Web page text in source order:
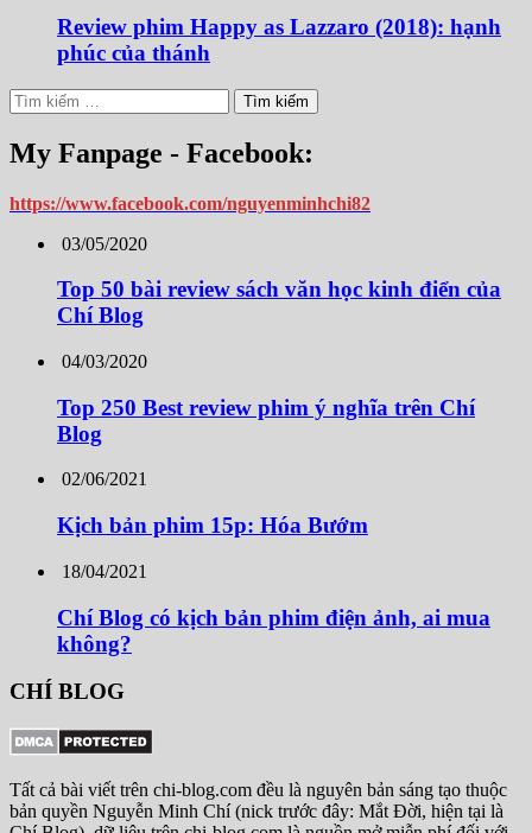
Review phim Happy as Lazzaro (2018): hạnh
phúc của thánh
Tìm
kiếm
cho:
My Fanpage - Facebook:
https://www.facebook.com/nguyenminhchi82
03/05/2020
Top 50 bài review sách văn học kinh điển của
Chí Blog
04/03/2020
Top 250 Best review phim ý nghĩa trên Chí
Blog
02/06/2021
Kịch bản phim 15p: Hóa Bướm
18/04/2021
Chí Blog có kịch bản phim điện ảnh, ai mua
không?
CHÍ BLOG
Tất cả bài viết trên chi-blog.com đều là nguyên bản sáng tạo thuộc
bản quyền Nguyễn Minh Chí (nick trước đây: Mắt Đời, hiện tại là